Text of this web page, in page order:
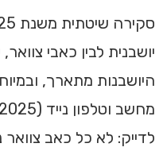
יושבנית לבין כאבי
היושבנות מתארך,
לדייק: לא כל כאב